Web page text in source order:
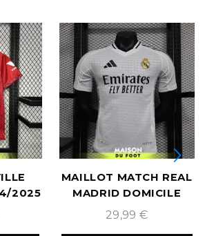
2025
MAILLOT MATCH REAL
MADRID DOMICILE
2024/2025
29,99 €